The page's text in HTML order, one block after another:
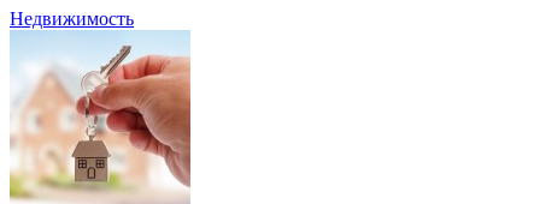
Недвижимость